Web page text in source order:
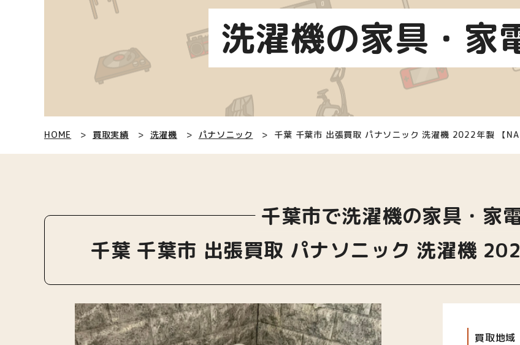
洗濯機の家具・家
HOME 買取実績 洗濯機 パナソニック 千葉 千葉市 出張買取 パナソニック 洗濯機 2022年製 【
千葉市で洗濯機の家具・家
千葉 千葉市 出張買取 パナソニック 洗濯機
買取地域